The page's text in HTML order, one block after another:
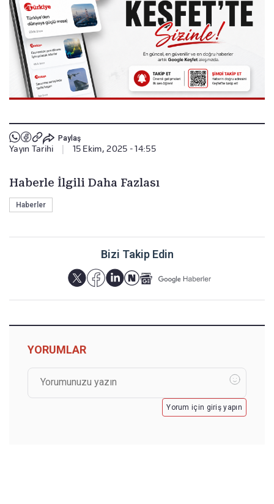
Paylaş
Yayın Tarihi 15 Ekim, 2025 - 14:55
Haberle İlgili Daha Fazlası
Haberler
Bizi Takip Edin
YORUMLAR
Yorum için giriş yapın